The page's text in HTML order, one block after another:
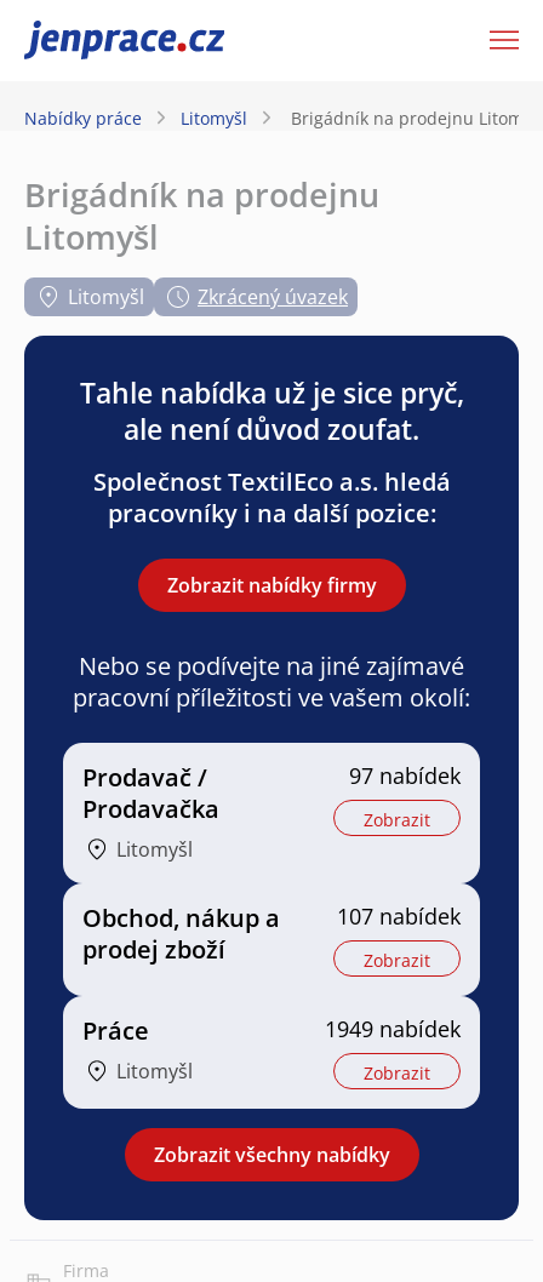
JenPráce.cz
Nabídky práce Litomyšl Brigádník na prodejnu
Brigádník na prodejnu
Litomyšl
Litomyšl Zkrácený úvazek
Tahle nabídka už je sice pryč,
ale není důvod zoufat.
Společnost TextilEco a.s. hledá
pracovníky i na další pozice:
Zobrazit nabídky firmy
Nebo se podívejte na jiné zajímavé
pracovní příležitosti ve vašem okolí:
Prodavač /
Prodavačka
Litomyšl
97 nabídek
Zobrazit
Obchod, nákup a
prodej zboží
107 nabídek
Zobrazit
Práce
Litomyšl
1949 nabídek
Zobrazit
Zobrazit všechny nabídky
Firma